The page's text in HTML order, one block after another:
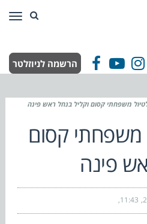
Facebook
YouTube
Instagram הרשמה לניוזלטר
משפחתי קסום וקליל בנחל ראש פינה
משפחתי קסום
פינה
11:43